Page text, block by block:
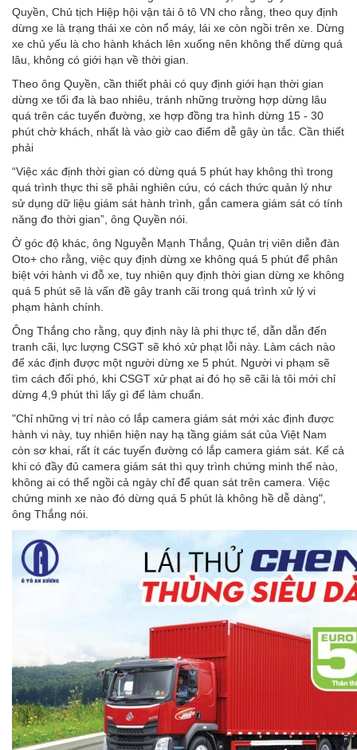
Quyền, Chủ tịch Hiệp hội vận tải ô tô VN cho rằng, theo quy định
dừng xe là trạng thái xe còn nổ máy, lái xe còn ngồi trên xe. Dừng
xe chủ yếu là cho hành khách lên xuống nên không thể dừng quá
lâu, không có giới hạn về thời gian.
Theo ông Quyền, cần thiết phải có quy định giới hạn thời gian
dừng xe tối đa là bao nhiêu, tránh những trường hợp dừng lâu
quá trên các tuyến đường, xe hợp đồng tra hình dừng 15 - 30
phút chờ khách, nhất là vào giờ cao điểm dễ gây ùn tắc. Cần thiết
phải
“Việc xác định thời gian có dừng quá 5 phút hay không thì trong
quá trình thực thi sẽ phải nghiên cứu, có cách thức quản lý như
sử dụng dữ liệu giám sát hành trình, gắn camera giám sát có tính
năng đo thời gian”, ông Quyền nói.
Ở góc độ khác, ông Nguyễn Mạnh Thắng, Quản trị viên diễn đàn
Oto+ cho rằng, việc quy định dừng xe không quá 5 phút để phân
biệt với hành vi đỗ xe, tuy nhiên quy định thời gian dừng xe không
quá 5 phút sẽ là vấn đề gây tranh cãi trong quá trình xử lý vi
phạm hành chính.
Ông Thắng cho rằng, quy định này là phi thực tế, dẫn dẫn đến
tranh cãi, lực lượng CSGT sẽ khó xử phạt lỗi này. Làm cách nào
để xác định được một người dừng xe 5 phút. Người vi phạm sẽ
tìm cách đối phó, khi CSGT xử phạt ai đó họ sẽ cãi là tôi mới chỉ
dừng 4,9 phút thì lấy gì để làm chuẩn.
"Chỉ những vị trí nào có lắp camera giám sát mới xác định được
hành vi này, tuy nhiên hiện nay hạ tầng giám sát của Việt Nam
còn sơ khai, rất ít các tuyến đường có lắp camera giám sát. Kể cả
khi có đầy đủ camera giám sát thì quy trình chứng minh thế nào,
không ai có thể ngồi cả ngày chỉ để quan sát trên camera. Việc
chứng minh xe nào đó dừng quá 5 phút là không hề dễ dàng",
ông Thắng nói.